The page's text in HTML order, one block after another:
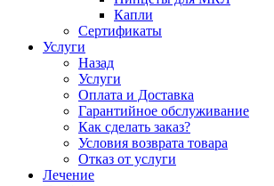
Капли
Сертификаты
Услуги
Назад
Услуги
Оплата и Доставка
Гарантийное обслуживание
Как сделать заказ?
Условия возврата товара
Отказ от услуги
Лечение